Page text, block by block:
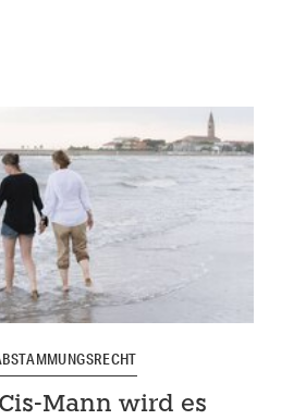
Mann wird es